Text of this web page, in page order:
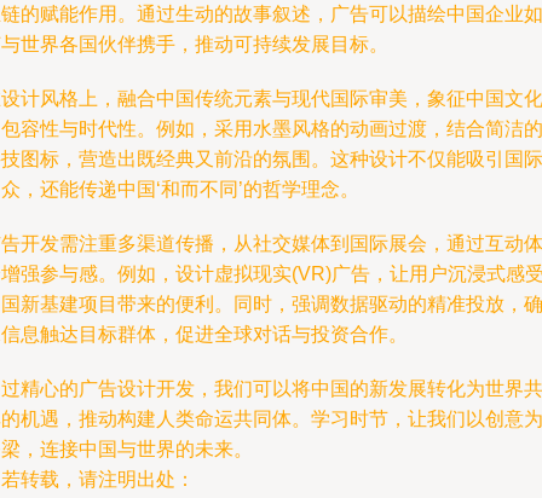
的赋能作用。通过生动的故事叙述，广告可以描绘中国企业如
世界各国伙伴携手，推动可持续发展目标。
计风格上，融合中国传统元素与现代国际审美，象征中国文化
容性与时代性。例如，采用水墨风格的动画过渡，结合简洁的
图标，营造出既经典又前沿的氛围。这种设计不仅能吸引国际
，还能传递中国‘和而不同’的哲学理念。
开发需注重多渠道传播，从社交媒体到国际展会，通过互动体
强参与感。例如，设计虚拟现实(VR)广告，让用户沉浸式感
新基建项目带来的便利。同时，强调数据驱动的精准投放，确
息触达目标群体，促进全球对话与投资合作。
精心的广告设计开发，我们可以将中国的新发展转化为世界共
机遇，推动构建人类命运共同体。学习时节，让我们以创意为
，连接中国与世界的未来。
转载，请注明出处：